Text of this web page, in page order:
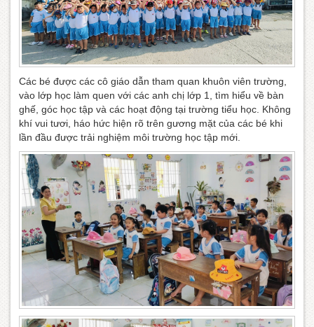
Các bé được các cô giáo dẫn tham quan khuôn viên trường,
vào lớp học làm quen với các anh chị lớp 1, tìm hiểu về bàn
ghế, góc học tập và các hoạt động tại trường tiểu học. Không
khí vui tươi, háo hức hiện rõ trên gương mặt của các bé khi
lần đầu được trải nghiệm môi trường học tập mới.